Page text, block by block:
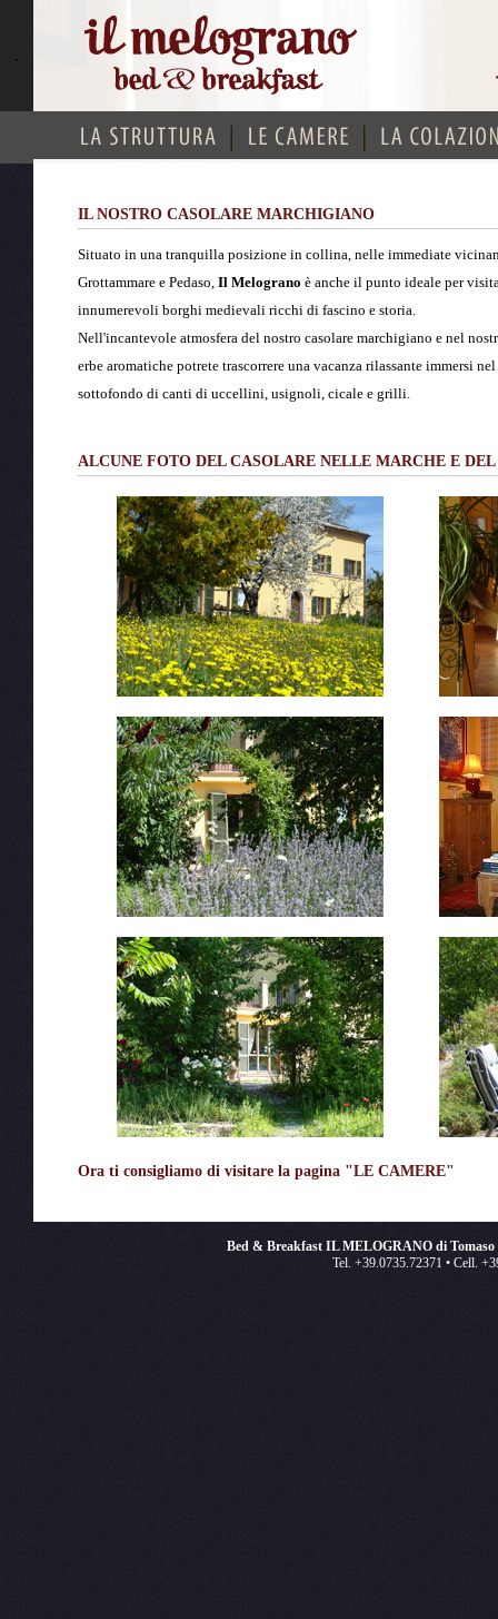
.
IL NOSTRO CASOLARE MARCHIGIANO
Situato in una tranquilla posizione in collina, nelle immediate
Grottammare e Pedaso, Il Melograno è anche il punto ideale per
innumerevoli borghi medievali ricchi di fascino e storia.
Nell'incantevole atmosfera del nostro casolare marchigiano e nel
erbe aromatiche potrete trascorrere una vacanza rilassante immersi
sottofondo di canti di uccellini, usignoli, cicale e grilli.
ALCUNE FOTO DEL CASOLARE NELLE MARCHE E
Ora ti consigliamo di visitare la pagina "LE CAMERE"
Bed & Breakfast IL MELOGRANO di Tomaso
Tel. +39.0735.72371 • Cell.